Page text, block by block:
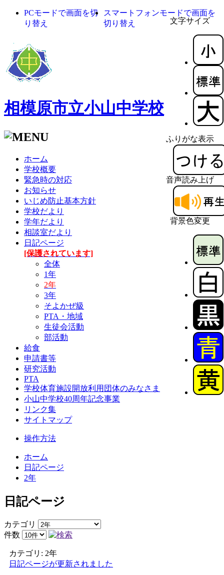
文字サイズ
ふりがな表示
音声読み上げ
背景色変更
PCモードで画面を切
り替え
スマートフォンモードで画面を
切り替え
相模原市立小山中学校
ホーム
学校概要
緊急時の対応
お知らせ
いじめ防止基本方針
学校だより
学年だより
相談室だより
日記ページ
[保護されています]
全体
1年
2年
3年
そよかぜ級
PTA・地域
生徒会活動
部活動
給食
申請書等
研究活動
PTA
学校体育施設開放利用団体のみなさま
小山中学校40周年記念事業
リンク集
サイトマップ
操作方法
ホーム
日記ページ
2年
日記ページ
カテゴリ
件数
カテゴリ: 2年
日記ページが更新されました